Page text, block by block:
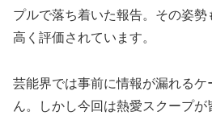
プルで落ち着いた報告。その姿勢
高く評価されています。
芸能界では事前に情報が漏れる
ん。しかし今回は熱愛スクープが